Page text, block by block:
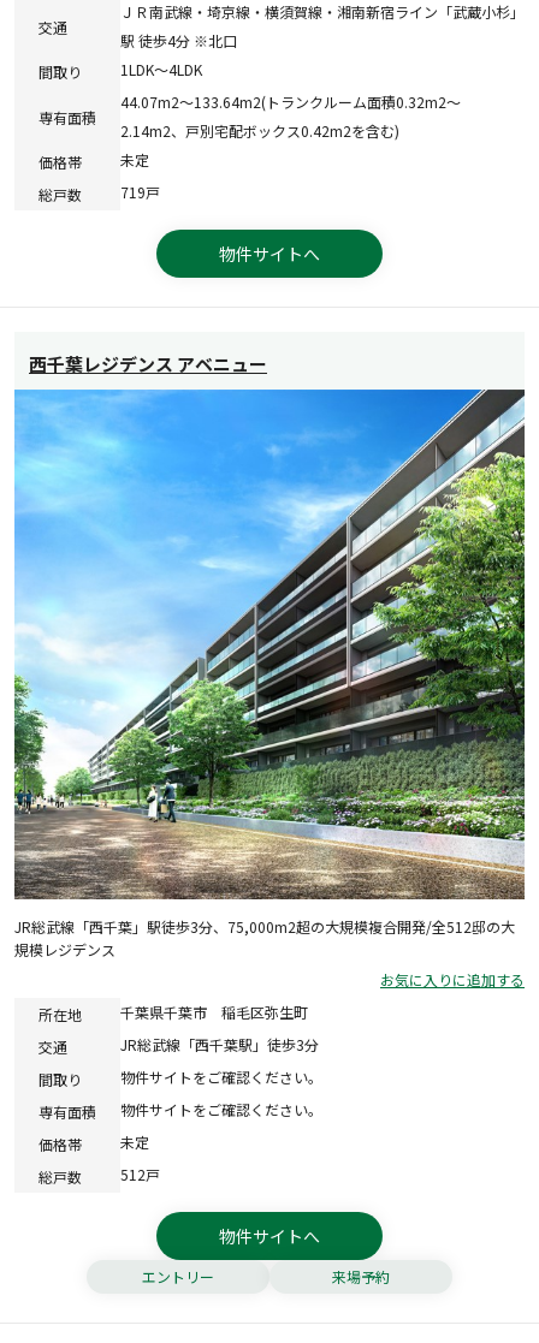
専有面積
44.07m2～133.64m2(トランクルーム面積0.32m2～
2.14m2、戸別宅配ボックス0.42m2を含む)
交通
ＪＲ南武線・埼京線・横須賀線・湘南新宿ライン「武蔵小杉」
駅 徒歩4分 ※北口
価格帯 未定
間取り 1LDK～4LDK
総戸数 719戸
物件サイトへ
西千葉レジデンス アベニュー
JR総武線「西千葉」駅徒歩3分、75,000m2超の大規模複合開発/全512邸の大
規模レジデンス
お気に入りに追加する
所在地
千葉県千葉市 稲毛区弥生町
専有面積 物件サイトをご確認ください。
交通 JR総武線「西千葉駅」徒歩3分
価格帯 未定
間取り 物件サイトをご確認ください。
総戸数 512戸
物件サイトへ
エントリー 来場予約